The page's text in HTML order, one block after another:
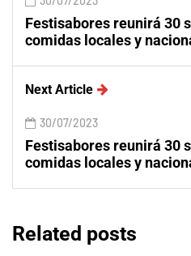
Festisabores reunirá 30
comidas locales y
Next Article
30/07/2023
Festisabores reunirá 30
comidas locales y
Related posts